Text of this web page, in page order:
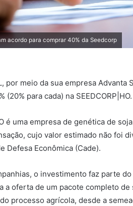
acordo para comprar 40% da Seedcorp
por meio da sua empresa Advanta
(20% para cada) na SEEDCORP|HO.
é uma empresa de genética de
cujo valor estimado não foi
Defesa Econômica (Cade).
o investimento faz parte
a oferta de um pacote completo
processo agrícola, desde a